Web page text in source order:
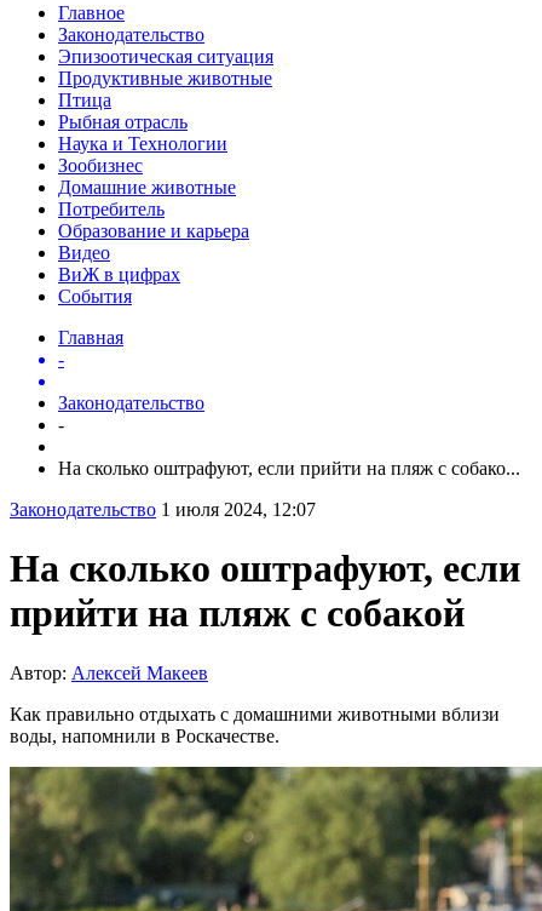
Главное
Законодательство
Эпизоотическая ситуация
Продуктивные животные
Птица
Рыбная отрасль
Наука и Технологии
Зообизнес
Домашние животные
Потребитель
Образование и карьера
Видео
ВиЖ в цифрах
События
Главная
-
Законодательство
-
На сколько оштрафуют, если прийти на пляж с собако...
Законодательство 1 июля 2024, 12:07
На сколько оштрафуют, если
прийти на пляж с собакой
Автор: Алексей Макеев
Как правильно отдыхать с домашними животными вблизи
воды, напомнили в Роскачестве.